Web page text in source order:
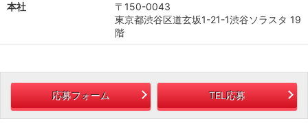
本社
〒150-0043
東京都渋谷区道玄坂1-21-1渋谷ソラスタ 19
階
応募フォーム TEL応募